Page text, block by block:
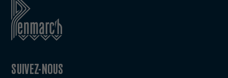
SUIVEZ-NOUS